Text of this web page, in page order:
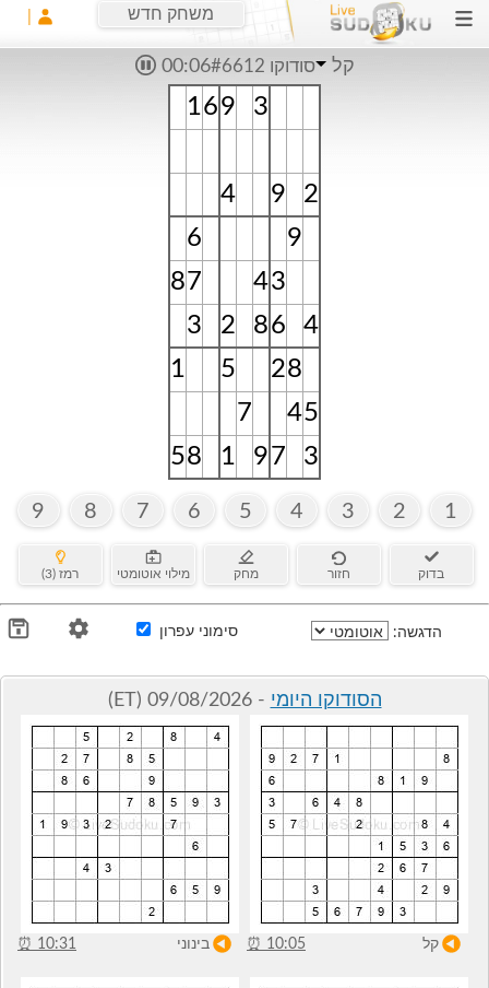
משחק חדש
קל סודוקו #6612 00:06
169 3
4 9
2
6
9
87 43
3
2 86
4
1
5 28
7
45
58 1 97 3
1
2
3
4
5
6
7
8
9
בדוק חזור מחק מילוי אוטומטי רמז (3)
הדגשה: סימוני עפרון
הסודוקו היומי- 09/08/2026 (ET)
קל 10:05
⏰ בינוני 10:31
⏰